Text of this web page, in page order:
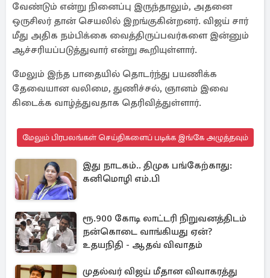
வேண்டும் என்று நினைப்பு இருந்தாலும், அதனை
ஒருசிலர் தான் செயலில் இறங்குகின்றனர். விஜய் சார்
மீது அதிக நம்பிக்கை வைத்திருப்பவர்களை இன்னும்
ஆச்சரியப்படுத்துவார் என்று கூறியுள்ளார்.
மேலும் இந்த பாதையில் தொடர்ந்து பயணிக்க
தேவையான வலிமை, துணிச்சல், ஞானம் இவை
கிடைக்க வாழ்த்துவதாக தெரிவித்துள்ளார்.
மேலும் பிரபலங்கள் செய்திகளைப் படிக்க இங்கே அழுத்தவும்
இது நாடகம்.. திமுக பங்கேற்காது:
கனிமொழி எம்.பி
ரூ.900 கோடி லாட்டரி நிறுவனத்திடம்
நன்கொடை வாங்கியது ஏன்?
உதயநிதி - ஆதவ் விவாதம்
முதல்வர் விஜய் மீதான விவாகரத்து